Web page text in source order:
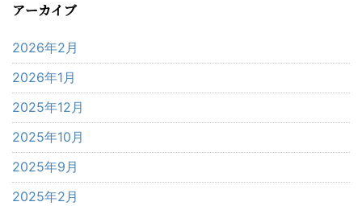
アーカイブ
2026年2月
2026年1月
2025年12月
2025年10月
2025年9月
2025年2月